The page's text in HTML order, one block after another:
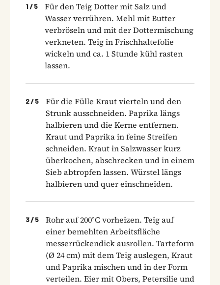
1 / 5
Für den Teig Dotter mit Salz und
Wasser verrühren. Mehl mit Butter
verbröseln und mit der Dottermischung
verkneten. Teig in Frischhaltefolie
wickeln und ca. 1 Stunde kühl rasten
lassen.
2 / 5
Für die Fülle Kraut vierteln und den
Strunk ausschneiden. Paprika längs
halbieren und die Kerne entfernen.
Kraut und Paprika in feine Streifen
schneiden. Kraut in Salzwasser kurz
überkochen, abschrecken und in einem
Sieb abtropfen lassen. Würstel längs
halbieren und quer einschneiden.
3 / 5
Rohr auf 200°C vorheizen. Teig auf
einer bemehlten Arbeitsfläche
messerrückendick ausrollen. Tarteform
(Ø 24 cm) mit dem Teig auslegen, Kraut
und Paprika mischen und in der Form
verteilen. Eier mit Obers, Petersilie und